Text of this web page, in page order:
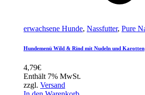
erwachsene Hunde, Nassfutter, Pure
Hundemenü Wild & Rind mit Nudeln und Karotten
4,79€
Enthält 7% MwSt.
zzgl. Versand